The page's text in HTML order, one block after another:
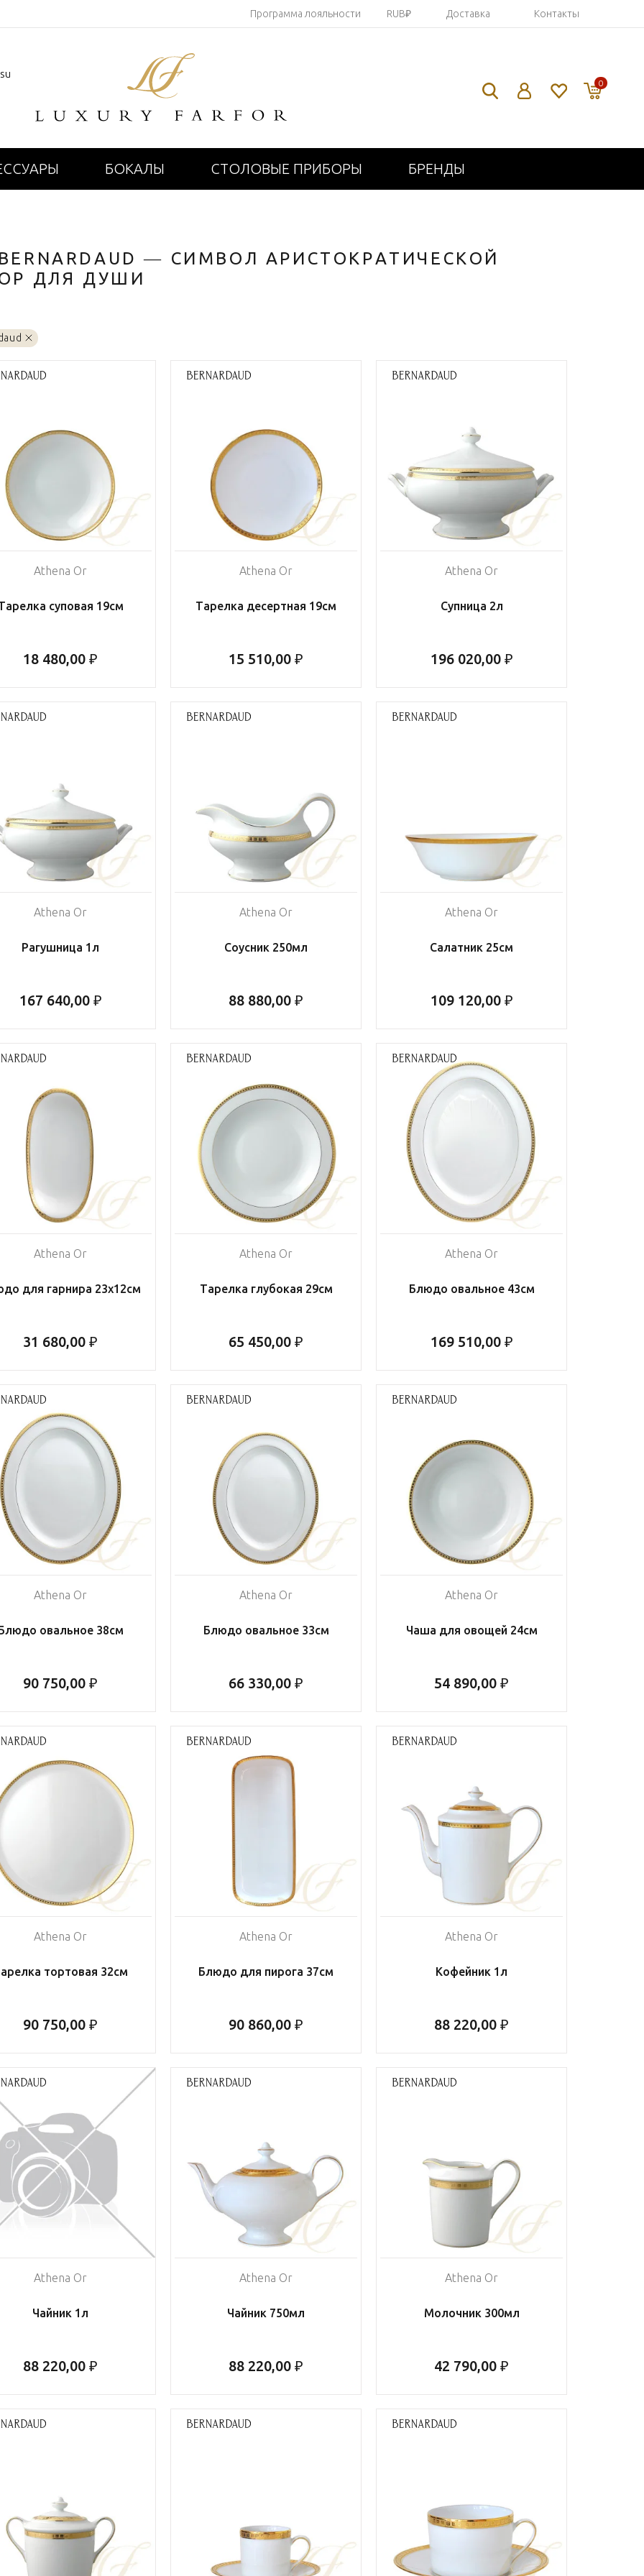
Программа лояльности RUB₽ Доставка Контакты
0
БОКАЛЫ СТОЛОВЫЕ ПРИБОРЫ БРЕНДЫ
— СИМВОЛ АРИСТОКРАТИЧЕСКОЙ
ДЛЯ ДУШИ
Athena Or
суповая 19см
18 480,00 ₽
Athena Or
Тарелка десертная 19см
15 510,00 ₽
Athena Or
Супница 2л
196 020,00 ₽
Athena Or
Рагушница 1л
167 640,00 ₽
Athena Or
Соусник 250мл
88 880,00 ₽
Athena Or
Салатник 25см
109 120,00 ₽
Athena Or
для гарнира 23x12см
31 680,00 ₽
Athena Or
Тарелка глубокая 29см
65 450,00 ₽
Athena Or
Блюдо овальное 43см
169 510,00 ₽
Athena Or
овальное 38см
90 750,00 ₽
Athena Or
Блюдо овальное 33см
66 330,00 ₽
Athena Or
Чаша для овощей 24см
54 890,00 ₽
Athena Or
тортовая 32см
90 750,00 ₽
Athena Or
Блюдо для пирога 37см
90 860,00 ₽
Athena Or
Кофейник 1л
88 220,00 ₽
Athena Or
Чайник 1л
88 220,00 ₽
Athena Or
Чайник 750мл
88 220,00 ₽
Athena Or
Молочник 300мл
42 790,00 ₽